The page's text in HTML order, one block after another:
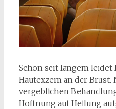
Schon seit langem leidet
Hautexzem an der Brust.
vergeblichen
Hoffnung auf Heilung